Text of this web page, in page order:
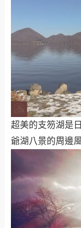
超美的支笏湖是
爺湖八景的周邊